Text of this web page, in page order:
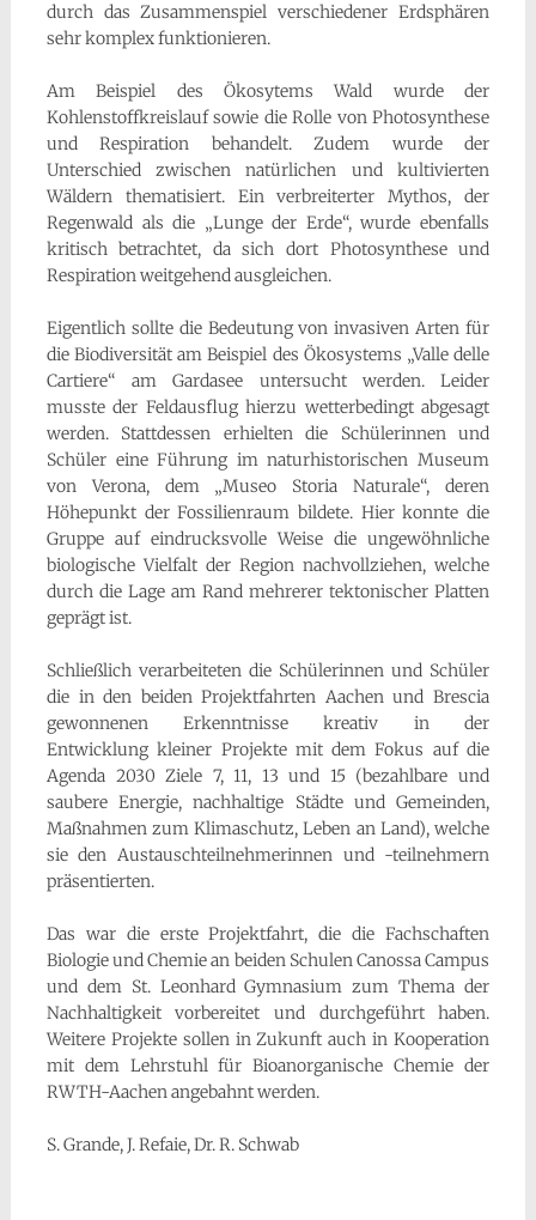
durch das Zusammenspiel verschiedener Erdsphären
sehr komplex funktionieren.
Am Beispiel des Ökosytems Wald wurde der
Kohlenstoffkreislauf sowie die Rolle von Photosynthese
und Respiration behandelt. Zudem wurde der
Unterschied zwischen natürlichen und kultivierten
Wäldern thematisiert. Ein verbreiterter Mythos, der
Regenwald als die „Lunge der Erde“, wurde ebenfalls
kritisch betrachtet, da sich dort Photosynthese und
Respiration weitgehend ausgleichen.
Eigentlich sollte die Bedeutung von invasiven Arten für
die Biodiversität am Beispiel des Ökosystems „Valle delle
Cartiere“ am Gardasee untersucht werden. Leider
musste der Feldausflug hierzu wetterbedingt abgesagt
werden. Stattdessen erhielten die Schülerinnen und
Schüler eine Führung im naturhistorischen Museum
von Verona, dem „Museo Storia Naturale“, deren
Höhepunkt der Fossilienraum bildete. Hier konnte die
Gruppe auf eindrucksvolle Weise die ungewöhnliche
biologische Vielfalt der Region nachvollziehen, welche
durch die Lage am Rand mehrerer tektonischer Platten
geprägt ist.
Schließlich verarbeiteten die Schülerinnen und Schüler
die in den beiden Projektfahrten Aachen und Brescia
gewonnenen Erkenntnisse kreativ in der
Entwicklung kleiner Projekte mit dem Fokus auf die
Agenda 2030 Ziele 7, 11, 13 und 15 (bezahlbare und
saubere Energie, nachhaltige Städte und Gemeinden,
Maßnahmen zum Klimaschutz, Leben an Land), welche
sie den Austauschteilnehmerinnen und -teilnehmern
präsentierten.
Das war die erste Projektfahrt, die die Fachschaften
Biologie und Chemie an beiden Schulen Canossa Campus
und dem St. Leonhard Gymnasium zum Thema der
Nachhaltigkeit vorbereitet und durchgeführt haben.
Weitere Projekte sollen in Zukunft auch in Kooperation
mit dem Lehrstuhl für Bioanorganische Chemie der
RWTH-Aachen angebahnt werden.
S. Grande, J. Refaie, Dr. R. Schwab